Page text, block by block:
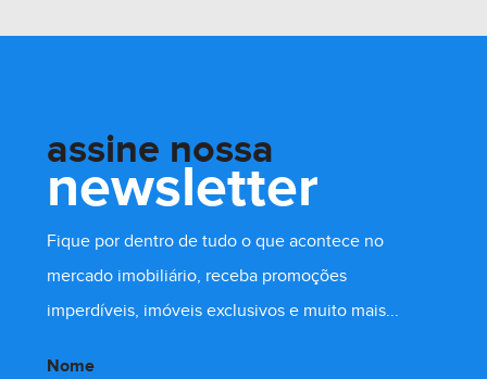
R$ 100.000,00
assine nossa
newsletter
Fique por dentro de tudo o que acontece no
mercado imobiliário, receba promoções
imperdíveis, imóveis exclusivos e muito mais...
Nome